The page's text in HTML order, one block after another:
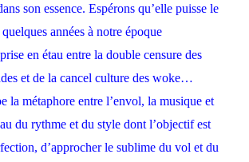
son essence. Espérons qu’elle puisse le
années à notre époque
en étau entre la double censure des
et de la cancel culture des woke…
la métaphore entre l’envol, la musique et
du rythme et du style dont l’objectif est
d’approcher le sublime du vol et du